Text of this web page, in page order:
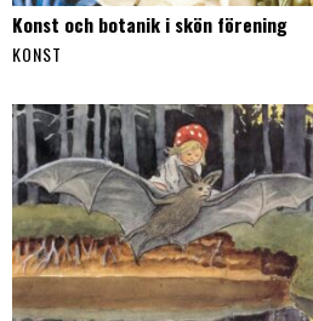
Konst och botanik i skön förening
KONST